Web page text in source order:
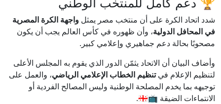
شدد اتحاد الكرة على أن منتخب مصر يمثل واجهة الكرة المصرية
في المحافل الدولية، وأن ظهوره في كأس العالم يجب أن يكون
مصحوبًا بحالة دعم جماهيري وإعلامي كبير.
وأضاف البيان أن الاتحاد يثمّن الدور الذي يقوم به المجلس الأعلى
لتنظيم الإعلام فيتنظيم الخطاب الإعلامي الرياضي، والعمل على
توجيهه بما يخدم المصلحة الوطنية وليس المصالح الفردية أو
الانتماءات الضيقة 📺🇪🇬.